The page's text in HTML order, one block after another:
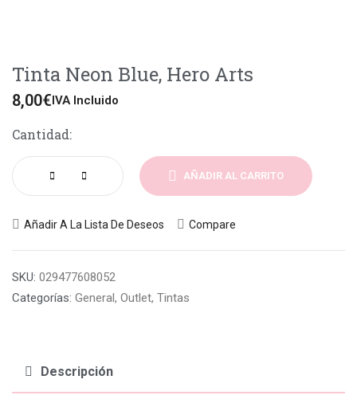
Tinta Neon Blue, Hero Arts
8,00€IVA Incluido
Cantidad:
AÑADIR AL CARRITO
Añadir A La Lista De Deseos Compare
SKU: 029477608052
Categorías: General, Outlet, Tintas
Descripción